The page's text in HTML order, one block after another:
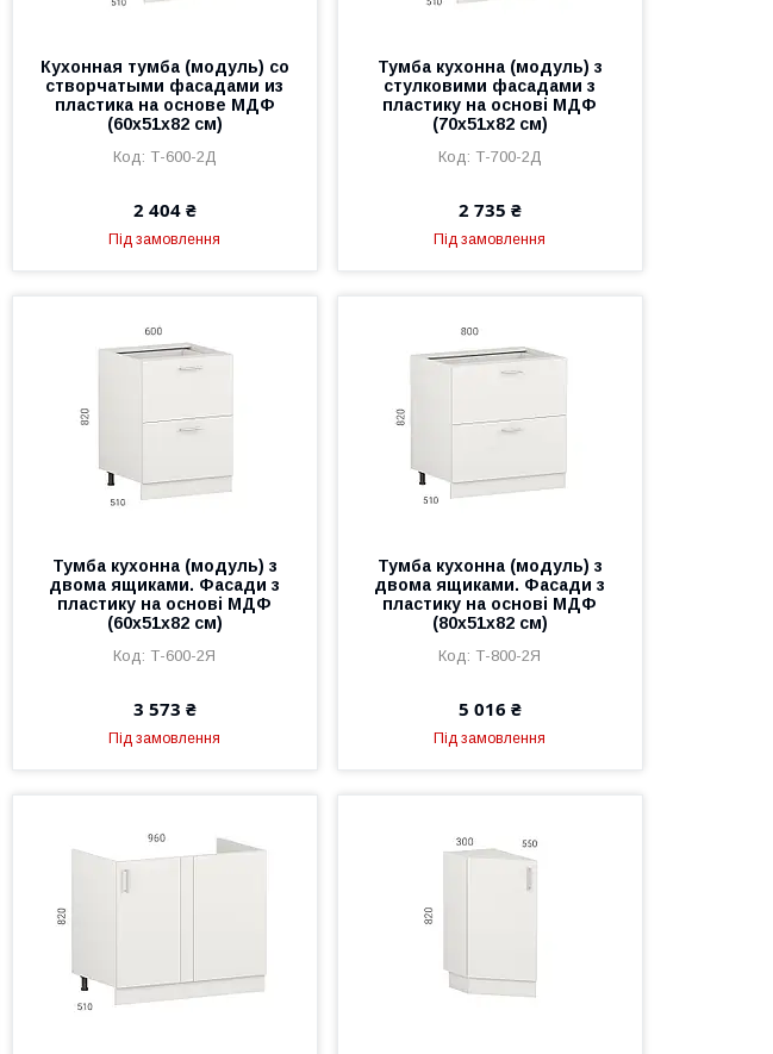
Кухонная тумба (модуль) со
створчатыми фасадами из
пластика на основе МДФ
(60х51х82 см)
Т-600-2Д
2 404 ₴
Під замовлення
Тумба кухонна (модуль) з
стулковими фасадами з
пластику на основі МДФ
(70х51х82 см)
Т-700-2Д
2 735 ₴
Під замовлення
Тумба кухонна (модуль) з
двома ящиками. Фасади з
пластику на основі МДФ
(60х51х82 см)
Т-600-2Я
3 573 ₴
Під замовлення
Тумба кухонна (модуль) з
двома ящиками. Фасади з
пластику на основі МДФ
(80х51х82 см)
Т-800-2Я
5 016 ₴
Під замовлення